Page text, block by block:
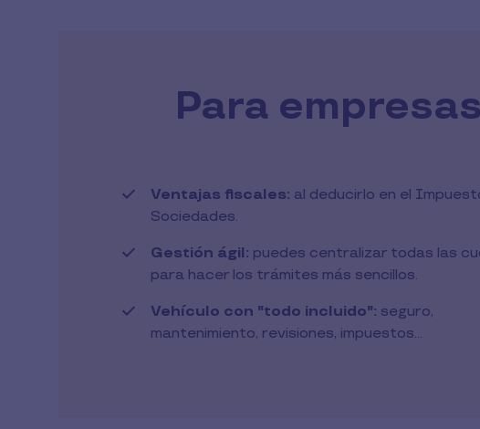
Para empresas
Ventajas fiscales: al deducirlo en el
Sociedades.
Gestión ágil: puedes centralizar todas las
para hacer los trámites más sencillos.
Vehículo con "todo incluido": seguro,
mantenimiento, revisiones, impuestos...